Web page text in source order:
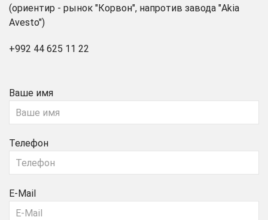
(ориентир - рынок "Корвон", напротив завода "Akia
Avesto")
+992 44 625 11 22
Ваше имя
Телефон
E-Mail